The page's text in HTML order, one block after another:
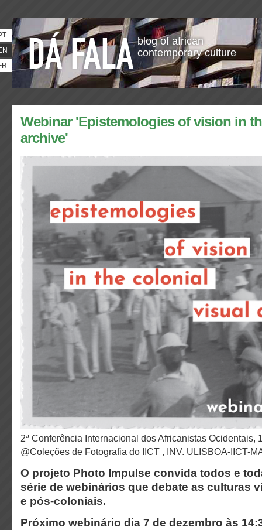
blog of african
contemporary culture
Webinar 'Epistemologies of vision in
archive'
2ª Conferência Internacional dos Africanistas Ocidentais, 1947, Bissau.
@Coleções de Fotografia do IICT , INV. ULISBOA-IICT-
O projeto Photo Impulse convida todos e
série de webinários que debate as culturas
e pós-coloniais.
Próximo webinário dia 7 de dezembro às